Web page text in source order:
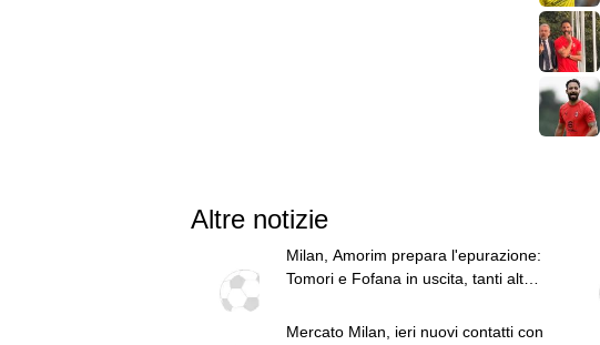
Altre notizie
Milan, Amorim prepara l'epurazione:
Tomori e Fofana in uscita, tanti altri
Mercato Milan, ieri nuovi contatti con